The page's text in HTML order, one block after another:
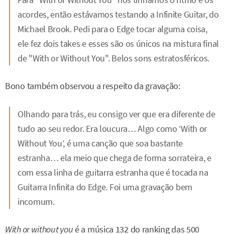
acordes, então estávamos testando a Infinite Guitar, do
Michael Brook. Pedi para o Edge tocar alguma coisa,
ele fez dois takes e esses são os únicos na mistura final
de "With or Without You". Belos sons estratosféricos.
Bono também observou a respeito da gravação:
Olhando para trás, eu consigo ver que era diferente de
tudo ao seu redor. Era loucura… Algo como ‘With or
Without You’, é uma canção que soa bastante
estranha… ela meio que chega de forma sorrateira, e
com essa linha de guitarra estranha que é tocada na
Guitarra Infinita do Edge. Foi uma gravação bem
incomum.
With or without youé a música 132 do ranking das 500